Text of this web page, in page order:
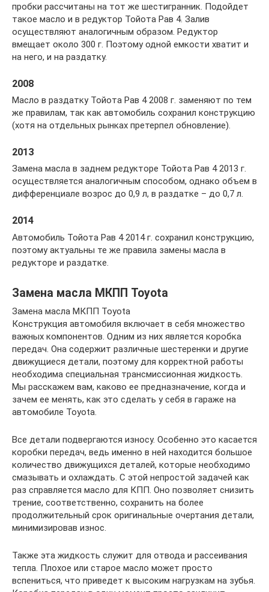
пробки рассчитаны на тот же шестигранник. Подойдет
такое масло и в редуктор Тойота Рав 4. Залив
осуществляют аналогичным образом. Редуктор
вмещает около 300 г. Поэтому одной емкости хватит и
на него, и на раздатку.
2008
Масло в раздатку Тойота Рав 4 2008 г. заменяют по тем
же правилам, так как автомобиль сохранил конструкцию
(хотя на отдельных рынках претерпел обновление).
2013
Замена масла в заднем редукторе Тойота Рав 4 2013 г.
осуществляется аналогичным способом, однако объем в
дифференциале возрос до 0,9 л, в раздатке – до 0,7 л.
2014
Автомобиль Тойота Рав 4 2014 г. сохранил конструкцию,
поэтому актуальны те же правила замены масла в
редукторе и раздатке.
Замена масла МКПП Toyota
Замена масла МКПП Toyota
Конструкция автомобиля включает в себя множество
важных компонентов. Одним из них является коробка
передач. Она содержит различные шестеренки и другие
движущиеся детали, поэтому для корректной работы
необходима специальная трансмиссионная жидкость.
Мы расскажем вам, каково ее предназначение, когда и
зачем ее менять, как это сделать у себя в гараже на
автомобиле Toyota.
Все детали подвергаются износу. Особенно это касается
коробки передач, ведь именно в ней находится большое
количество движущихся деталей, которые необходимо
смазывать и охлаждать. С этой непростой задачей как
раз справляется масло для КПП. Оно позволяет снизить
трение, соответственно, сохранить на более
продолжительный срок оригинальные очертания детали,
минимизировав износ.
Также эта жидкость служит для отвода и рассеивания
тепла. Плохое или старое масло может просто
вспениться, что приведет к высоким нагрузкам на зубья.